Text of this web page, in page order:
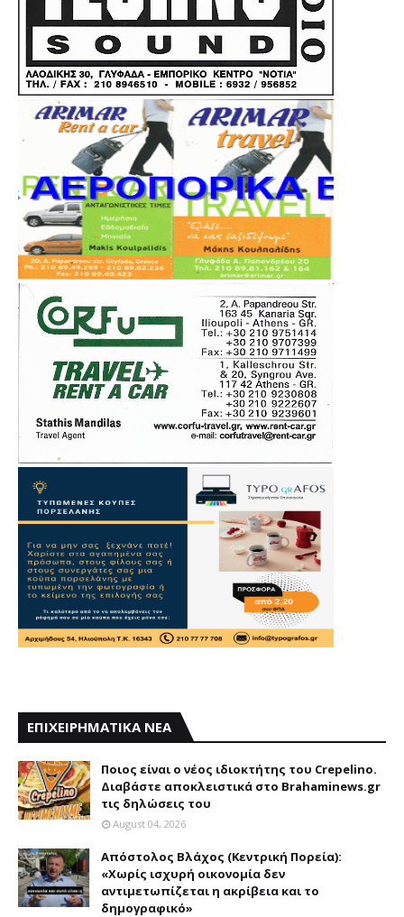
ΕΠΙΧΕΙΡΗΜΑΤΙΚΑ ΝΕΑ
Ποιος είναι ο νέος ιδιοκτήτης του Crepelino.
Διαβάστε αποκλειστικά στο Brahaminews.gr
τις δηλώσεις του
August 04, 2026
Απόστολος Βλάχος (Κεντρική Πορεία):
«Χωρίς ισχυρή οικονομία δεν
αντιμετωπίζεται η ακρίβεια και το
δημογραφικό»